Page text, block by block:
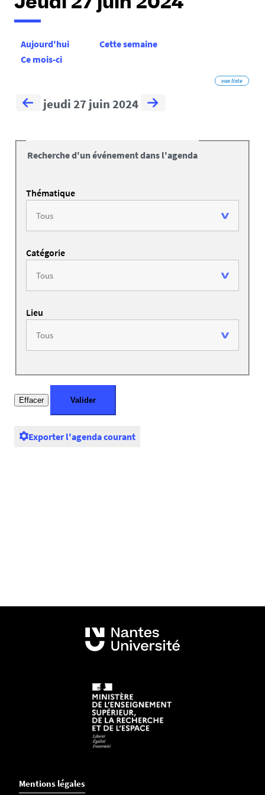
Jeudi 27 juin 2024
Aujourd'hui
Cette semaine
Ce mois-ci
vue liste
jeudi 27 juin 2024
Recherche d'un événement dans l'agenda
Thématique
Catégorie
Lieu
Exporter l'agenda courant
Mentions légales